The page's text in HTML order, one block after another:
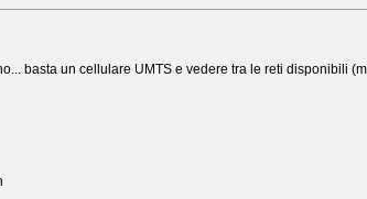
basta un cellulare UMTS e vedere tra le reti disponibili